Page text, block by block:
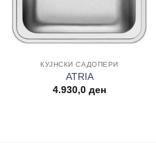
КУЈНСКИ САДОПЕРИ
ATRIA
4.930,0 ден